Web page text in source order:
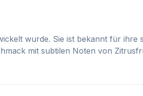
wurde. Sie ist bekannt für ihre
mit subtilen Noten von